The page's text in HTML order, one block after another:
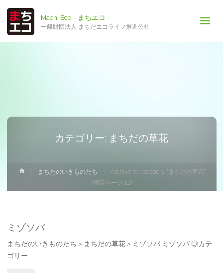
Machi Eco - まちエコ -
一般財団法人 まちだエコライフ推進公社
カテゴリー: まちだの草花
ム
まちだのいきものたち
Archive for category "まちだの草花"
(固定ページ 12)
ミゾソバ
まちだのいきものたち＞まちだの草花＞ミゾソバ ミゾソバ ◎カテ
ゴリー